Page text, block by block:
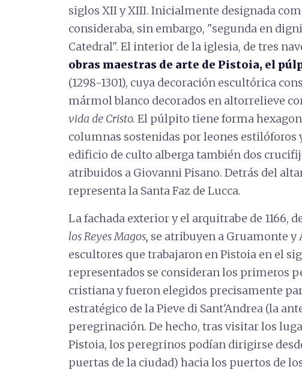
siglos XII y XIII. Inicialmente designada
consideraba, sin embargo, "segunda en
Catedral". El interior de la iglesia, de tres
obras maestras de arte de Pistoia, el
(1298-1301), cuya decoración escultórica
mármol blanco decorados en altorrelieve
vida de Cristo. El púlpito tiene forma
columnas sostenidas por leones estilóforos
edificio de culto alberga también dos
atribuidos a Giovanni Pisano. Detrás del
representa la Santa Faz de Lucca.
La fachada exterior y el arquitrabe de 1166,
los Reyes Magos, se atribuyen a Gruamonte y
escultores que trabajaron en Pistoia en el
representados se consideran los primeros
cristiana y fueron elegidos precisamente
estratégico de la Pieve di Sant'Andrea (la
peregrinación. De hecho, tras visitar los
Pistoia, los peregrinos podían dirigirse
puertas de la ciudad) hacia los puertos de